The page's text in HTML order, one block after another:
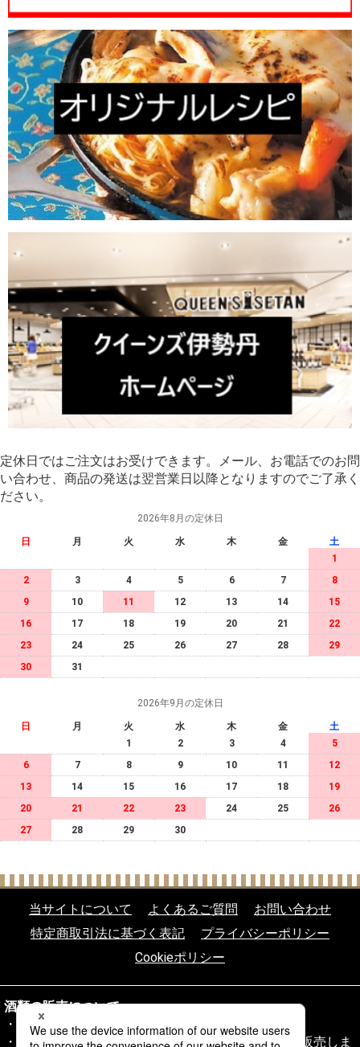
定休日ではご注文はお受けできます。メール、お電話でのお問
い合わせ、商品の発送は翌営業日以降となりますのでご了承く
ださい。
2026年8月の定休日
日 月 火 水 木 金
土
1
2
3 4 5 6 7
8
9
10 11 12 13 14
15
16
17 18 19 20 21
22
23
24 25 26 27 28
29
30
31
2026年9月の定休日
日 月 火 水 木 金
土
1
2 3 4
5
6
7 8 9 10 11
12
13
14 15 16 17 18
19
20
21 22 23 24 25
26
27
28 29 30
当サイトについて よくあるご質問
お問い合わせ
特定商取引法に基づく表記
プライバシーポリシー
Cookieポリシー
酒類の販売について
20歳未満の飲酒は法律により禁じられております。
20歳以上であることを確認できない場合、酒類を販売しま